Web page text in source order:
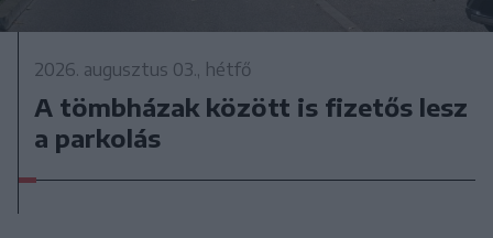
2026. augusztus 03., hétfő
A tömbházak között is fizetős lesz
a parkolás